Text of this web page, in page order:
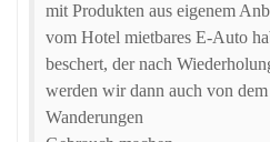
mit Produkten aus eigenem
vom Hotel mietbares E-Auto
beschert, der nach
werden wir dann auch von
Wanderungen